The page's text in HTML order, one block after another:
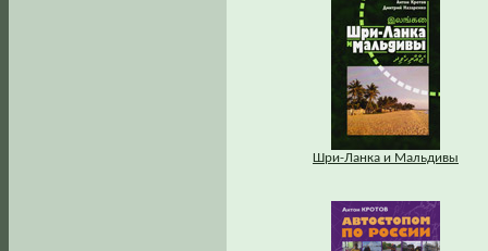
Шри-Ланка и Мальдивы